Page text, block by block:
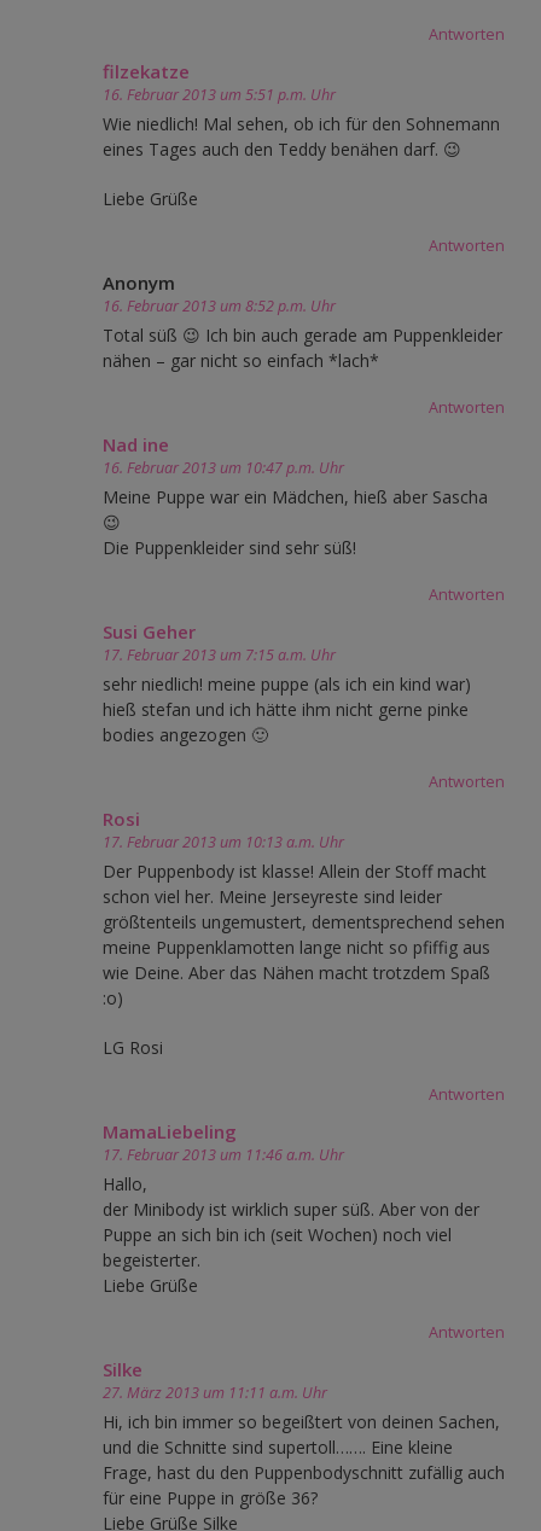
Antworten
filzekatze
16. Februar 2013 um 5:51 p.m. Uhr
Wie niedlich! Mal sehen, ob ich für den Sohnemann
eines Tages auch den Teddy benähen darf. 😉
Liebe Grüße
Antworten
Anonym
16. Februar 2013 um 8:52 p.m. Uhr
Total süß 😉 Ich bin auch gerade am Puppenkleider
nähen – gar nicht so einfach *lach*
Antworten
Nad ine
16. Februar 2013 um 10:47 p.m. Uhr
Meine Puppe war ein Mädchen, hieß aber Sascha
😉
Die Puppenkleider sind sehr süß!
Antworten
Susi Geher
17. Februar 2013 um 7:15 a.m. Uhr
sehr niedlich! meine puppe (als ich ein kind war)
hieß stefan und ich hätte ihm nicht gerne pinke
bodies angezogen 🙂
Antworten
Rosi
17. Februar 2013 um 10:13 a.m. Uhr
Der Puppenbody ist klasse! Allein der Stoff macht
schon viel her. Meine Jerseyreste sind leider
größtenteils ungemustert, dementsprechend sehen
meine Puppenklamotten lange nicht so pfiffig aus
wie Deine. Aber das Nähen macht trotzdem Spaß
:o)
LG Rosi
Antworten
MamaLiebeling
17. Februar 2013 um 11:46 a.m. Uhr
Hallo,
der Minibody ist wirklich super süß. Aber von der
Puppe an sich bin ich (seit Wochen) noch viel
begeisterter.
Liebe Grüße
Antworten
Silke
27. März 2013 um 11:11 a.m. Uhr
Hi, ich bin immer so begeißtert von deinen Sachen,
und die Schnitte sind supertoll……. Eine kleine
Frage, hast du den Puppenbodyschnitt zufällig auch
für eine Puppe in größe 36?
Liebe Grüße Silke